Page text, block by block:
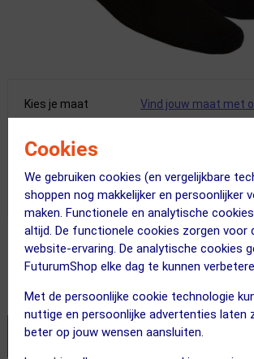
Cookies
We gebruiken cookies (en vergelijkbare
shoppen nog makkelijker en persoonlijker
maken. Functionele en analytische
altijd. De functionele cookies zorgen voor
website-ervaring. De analytische cookies
FuturumShop elke dag te kunnen
Met de persoonlijke cookie technologie
nuttige en persoonlijke advertenties laten
beter op jouw wensen aansluiten.
Kies je maat Vind jouw maat met
Op voorraad Vandaag besteld =
VOEG TOE AAN WINKELWAGEN